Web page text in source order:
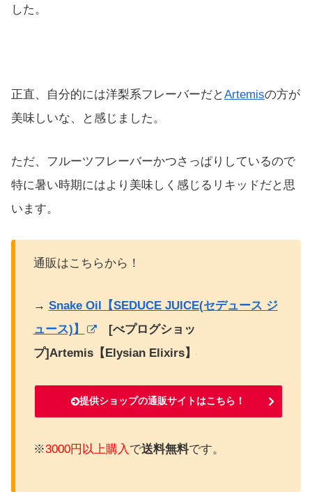
した。
正直、自分的には洋梨系フレーバーだとArtemisの方が
美味しいな、と感じました。
ただ、フルーツフレーバーかつさっぱりしているので
特に暑い時期にはより美味しく感じるリキッドだと思
います。
通販はこちらから！
→ Snake Oil【SEDUCE JUICE(セデュース ジ
ュース)】
[べプログショッ
プ]Artemis【Elysian Elixirs】
提供ショップの通販サイトはこちら！
※3000円以上購入 で送料無料です。